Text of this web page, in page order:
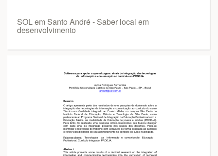
SOL em Santo André - Saber local em
desenvolvimento